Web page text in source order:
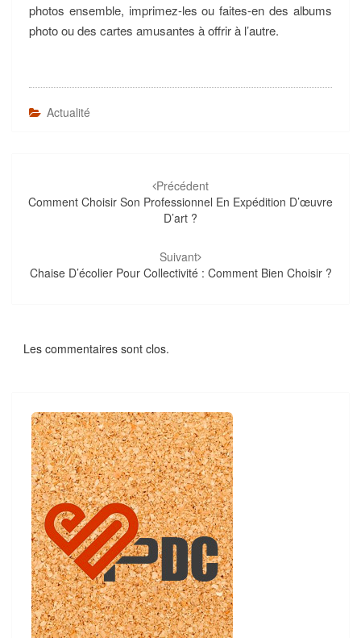
photos ensemble, imprimez-les ou faites-en des albums
photo ou des cartes amusantes à offrir à l’autre.
Actualité
d'article
Précédent
Comment Choisir Son Professionnel En Expédition D’œuvre
D’art ?
Suivant
Chaise D’écolier Pour Collectivité : Comment Bien Choisir ?
Les commentaires sont clos.